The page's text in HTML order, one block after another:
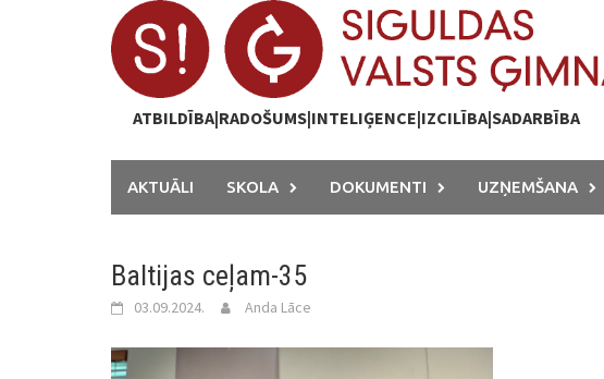
ATBILDĪBA|RADOŠUMS|INTELIĢENCE|IZCILĪBA|SADARBĪBA
AKTUĀLI SKOLA DOKUMENTI UZŅEMŠANA
Baltijas ceļam-35
03.09.2024. Anda Lāce